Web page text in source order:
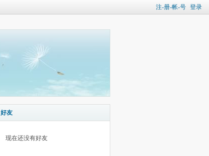
注-册-帐-号 登录
好友
现在还没有好友